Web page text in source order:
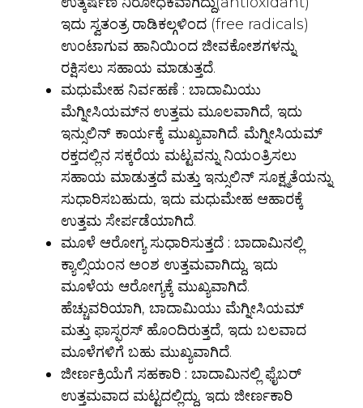
ಇದು ಸ್ವತಂತ್ರ ರಾಡಿಕಲ್ಗಳಿಂದ (free radicals)
ಉಂಟಾಗುವ ಹಾನಿಯಿಂದ ಜೀವಕೋಶಗಳನ್ನು
ರಕ್ಷಿಸಲು ಸಹಾಯ ಮಾಡುತ್ತದೆ.
ಮಧುಮೇಹ ನಿರ್ವಹಣೆ : ಬಾದಾಮಿಯು
ಮೆಗ್ನೀಸಿಯಮ್‌ನ ಉತ್ತಮ ಮೂಲವಾಗಿದೆ, ಇದು
ಇನ್ಸುಲಿನ್ ಕಾರ್ಯಕ್ಕೆ ಮುಖ್ಯವಾಗಿದೆ. ಮೆಗ್ನೀಸಿಯಮ್
ರಕ್ತದಲ್ಲಿನ ಸಕ್ಕರೆಯ ಮಟ್ಟವನ್ನು ನಿಯಂತ್ರಿಸಲು
ಸಹಾಯ ಮಾಡುತ್ತದೆ ಮತ್ತು ಇನ್ಸುಲಿನ್ ಸೂಕ್ಷ್ಮತೆಯನ್ನು
ಸುಧಾರಿಸಬಹುದು, ಇದು ಮಧುಮೇಹ ಆಹಾರಕ್ಕೆ
ಉತ್ತಮ ಸೇರ್ಪಡೆಯಾಗಿದೆ.
ಮೂಳೆ ಆರೋಗ್ಯ ಸುಧಾರಿಸುತ್ತದೆ : ಬಾದಾಮಿನಲ್ಲಿ
ಕ್ಯಾಲ್ಸಿಯಂನ ಅಂಶ ಉತ್ತಮವಾಗಿದ್ದು, ಇದು
ಮೂಳೆಯ ಆರೋಗ್ಯಕ್ಕೆ ಮುಖ್ಯವಾಗಿದೆ.
ಹೆಚ್ಚುವರಿಯಾಗಿ, ಬಾದಾಮಿಯು ಮೆಗ್ನೀಸಿಯಮ್
ಮತ್ತು ಫಾಸ್ಫರಸ್ ಹೊಂದಿರುತ್ತದೆ, ಇದು ಬಲವಾದ
ಮೂಳೆಗಳಿಗೆ ಬಹು ಮುಖ್ಯವಾಗಿದೆ.
ಜೀರ್ಣಕ್ರಿಯೆಗೆ ಸಹಕಾರಿ : ಬಾದಾಮಿನಲ್ಲಿ ಫೈಬರ್‌
ಉತ್ತಮವಾದ ಮಟ್ಟದಲ್ಲಿದ್ದು, ಇದು ಜೀರ್ಣಕಾರಿ